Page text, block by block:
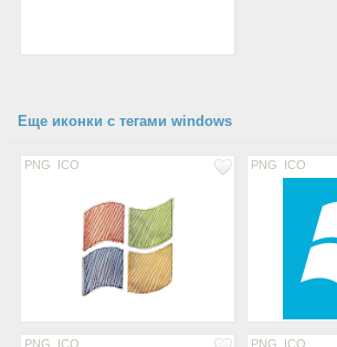
Еще иконки с тегами windows
PNG ICO PNG ICO
PNG ICO PNG ICO